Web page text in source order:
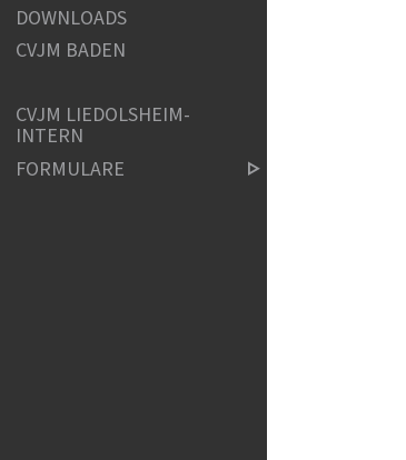
DOWNLOADS
CVJM BADEN
CVJM LIEDOLSHEIM-
INTERN
FORMULARE